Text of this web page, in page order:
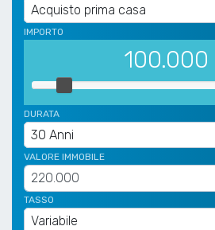
Acquisto prima casa
IMPORTO
100.000
DURATA
30 Anni
VALORE IMMOBILE
TASSO
Variabile